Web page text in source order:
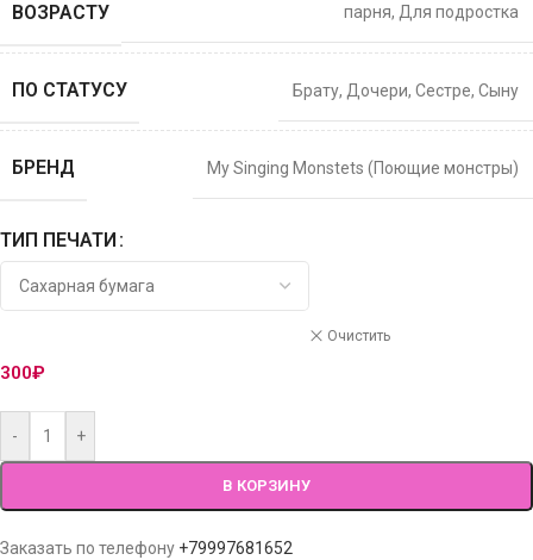
ВОЗРАСТУ
парня, Для подростка
ПО СТАТУСУ Брату, Дочери, Сестре, Сыну
БРЕНД My Singing Monstets (Поющие монстры)
ТИП ПЕЧАТИ
Очистить
300₽
- +
В КОРЗИНУ
Заказать по телефону +79997681652